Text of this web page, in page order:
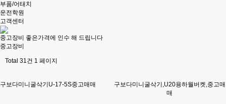
부품/어태치
운전학원
고객센터
중고장비 좋은가격에 인수 해 드립니다
중고장비
Total 31건 1 페이지
구보다미니굴삭기U-17-5S중고매매
구보다미니굴삭기,U20용하월버켓,중고매
매